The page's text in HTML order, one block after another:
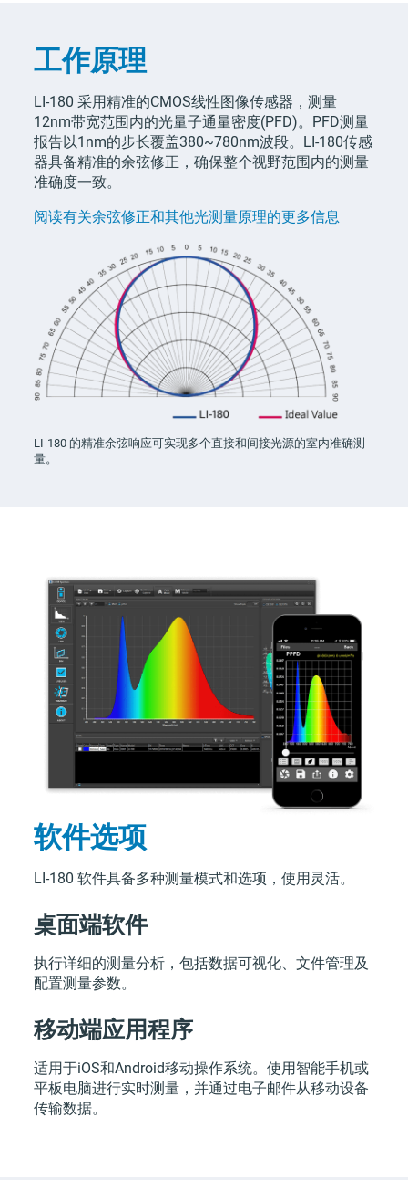
工作原理
LI-180 采用精准的CMOS线性图像传感器，测量
12nm带宽范围内的光量子通量密度(PFD)。PFD测量
报告以1nm的步长覆盖380~780nm波段。 LI-180传感
器具备精准的余弦修正，确保整个视野范围内的测量
准确度一致。
阅读有关余弦修正和其他光测量原理的更多信息
LI-180 的精准余弦响应可实现多个直接和间接光源的室内准确测
量。
软件选项
LI-180 软件具备多种测量模式和选项，使用灵活。
桌面端软件
执行详细的测量分析，包括数据可视化、文件管理及
配置测量参数。
移动端应用程序
适用于iOS和Android移动操作系统。使用智能手机或
平板电脑进行实时测量，并通过电子邮件从移动设备
传输数据。